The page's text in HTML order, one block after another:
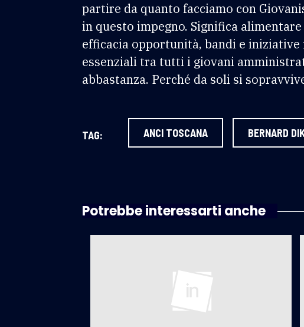
partire da quanto facciamo con
in questo impegno. Significa
efficacia opportunità, bandi e
essenziali tra tutti i giovani
abbastanza. Perché da soli si
TAG: ANCI TOSCANA BERNARD
Potrebbe interessarti anche